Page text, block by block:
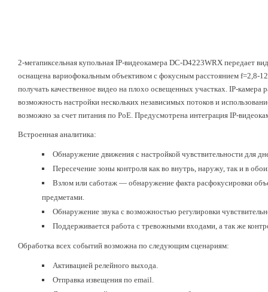
2-мегапиксельная купольная IP-видеокамера DC-D4223WRX передает
оснащена вариофокальным объективом с фокусным расстоянием f=2,8-
получать качественное видео на плохо освещенных участках. IP-
возможность настройки нескольких независимых потоков и
возможно за счет питания по PoE. Предусмотрена интеграция IP-
Встроенная аналитика:
Обнаружение движения с настройкой чувствительности для
Пересечение зоны контроля как во внутрь, наружу, так и в
Взлом или саботаж — обнаружение факта расфокусировки
предметами.
Обнаружение звука с возможностью регулировки
Поддерживается работа с тревожными входами, а так же
Обработка всех событий возможна по следующим сценариям:
Активацией релейного выхода.
Отправка извещения по email.